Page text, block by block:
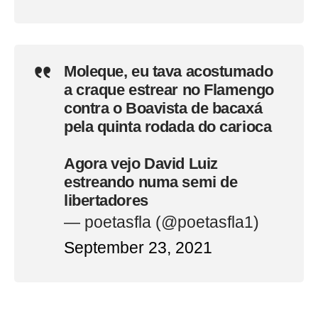
Moleque, eu tava acostumado
a craque estrear no Flamengo
contra o Boavista de bacaxá
pela quinta rodada do carioca
Agora vejo David Luiz
estreando numa semi de
libertadores
— poetasfla (@poetasfla1)
September 23, 2021